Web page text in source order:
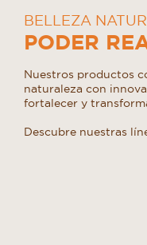
BELLEZA
PODER
Nuestros productos
naturaleza con
fortalecer y
Descubre nuestras